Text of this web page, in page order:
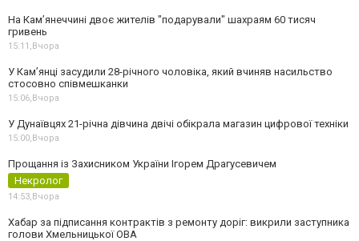
На Камʼянеччині двоє жителів "подарували" шахраям 60 тисяч
гривень
15:11,Вчора
У Камʼянці засудили 28-річного чоловіка, який вчиняв насильство
стосовно співмешканки
15:06,Вчора
У Дунаївцях 21-річна дівчина двічі обікрала магазин цифрової техніки
15:00,Вчора
Прощання із Захисником України Ігорем Драгусевичем
Некролог
14:53,Вчора
Хабар за підписання контрактів з ремонту доріг: викрили заступника
голови Хмельницької ОВА